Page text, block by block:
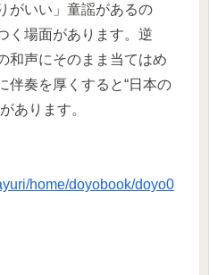
がいい」童謡があるの
く場面があります。逆
和声にそのまま当てはめ
伴奏を厚くすると“日本の
あります。
home/doyobook/doyo0